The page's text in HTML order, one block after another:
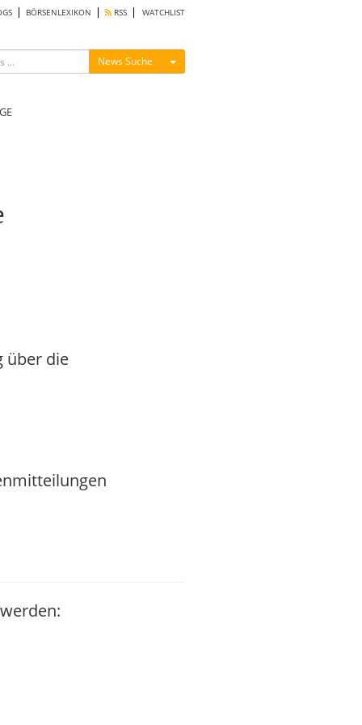
BÖRSENLEXIKON RSS WATCHLIST
News Suche Menü ein-/ausblenden
über die